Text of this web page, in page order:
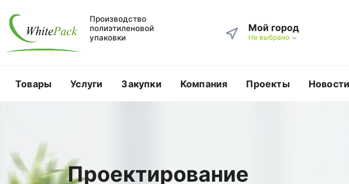
Производство
полиэтиленовой
упаковки
Мой город
Не выбрано
Товары Услуги Закупки Компания Проекты Новости
Проектирование